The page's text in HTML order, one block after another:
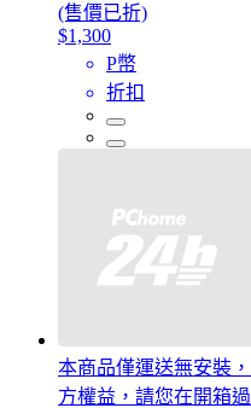
(售價已折)
$1,300
P幣
折扣
本商品僅運送無安裝
方權益，請您在開箱